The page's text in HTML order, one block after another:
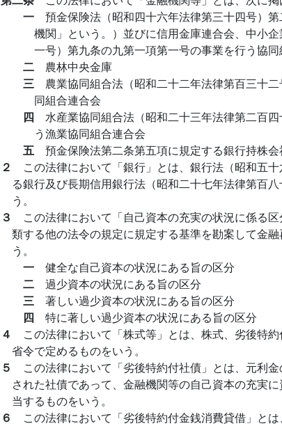
一 預金保険法（昭和四十六年法律第三十四号）
機関」という。）並びに信用金庫連合会、中小
一号）第九条の九第一項第一号の事業を行う協
二 農林中央金庫
三 農業協同組合法（昭和二十二年法律第百三十
同組合連合会
四 水産業協同組合法（昭和二十三年法律第二百
う漁業協同組合連合会
五 預金保険法第二条第五項に規定する銀行持株
２ この法律において「銀行」とは、銀行法（昭和五
る銀行及び長期信用銀行法（昭和二十七年法律第百
う。
３ この法律において「自己資本の充実の状況に係る
類する他の法令の規定に規定する基準を勘案して金
う。
一 健全な自己資本の状況にある旨の区分
二 過少資本の状況にある旨の区分
三 著しい過少資本の状況にある旨の区分
四 特に著しい過少資本の状況にある旨の区分
４ この法律において「株式等」とは、株式、劣後特
省令で定めるものをいう。
５ この法律において「劣後特約付社債」とは、元利
された社債であって、金融機関等の自己資本の充実
当するものをいう。
６ この法律において「劣後特約付金銭消費貸借」と